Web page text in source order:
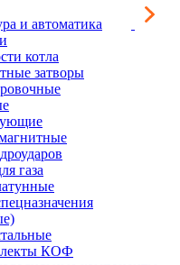
и автоматика
котла
затворы
газа
КОФ